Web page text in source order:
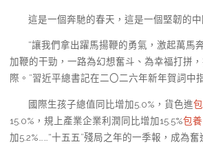
這是一個奔馳的春天，這是一個堅韌的中
“讓我們拿出躍馬揚鞭的勇氣，激起萬馬
加鞭的干勁，一路為幻想奮斗、為幸福打拼
際。”習近平總書記在二〇二六年新年賀詞中
國際生孩子總值同比增加5.0%，貨色進
15.0%，規上產業企業利潤同比增加15.5%包養
加5.2%……“十五五”殘局之年的一季報，成為